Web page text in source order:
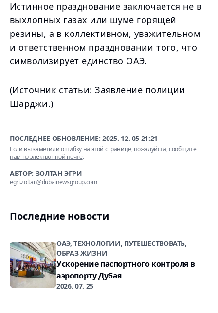
Истинное празднование заключается не в
выхлопных газах или шуме горящей
резины, а в коллективном, уважительном
и ответственном праздновании того, что
символизирует единство ОАЭ.
(Источник статьи: Заявление полиции
Шарджи.)
ПОСЛЕДНЕЕ ОБНОВЛЕНИЕ:2025. 12. 05 21:21
Если вы заметили ошибку на этой странице, пожалуйста,сообщите
нам по электронной почте.
АВТОР: ЗОЛТАН ЭГРИ
egri.zoltan@dubainewsgroup.com
Последние новости
ОАЭ, ТЕХНОЛОГИИ, ПУТЕШЕСТВОВАТЬ,
ОБРАЗ ЖИЗНИ
Ускорение паспортного контроля в
аэропорту Дубая
2026. 07. 25